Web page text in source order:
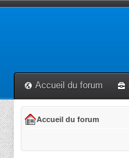
Accueil du forum
Accueil du forum